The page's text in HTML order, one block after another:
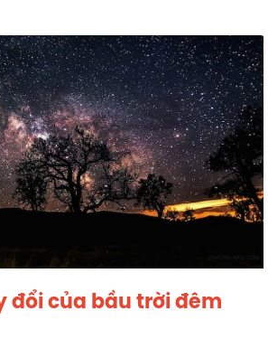
đổi của bầu trời đêm